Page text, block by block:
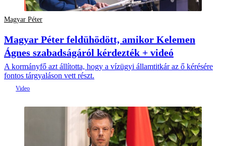
Magyar Péter
Magyar Péter feldühödött, amikor Kelemen
Ágnes szabadságáról kérdezték + videó
A kormányfő azt állította, hogy a vízügyi államtitkár az ő kérésére
fontos tárgyaláson vett részt.